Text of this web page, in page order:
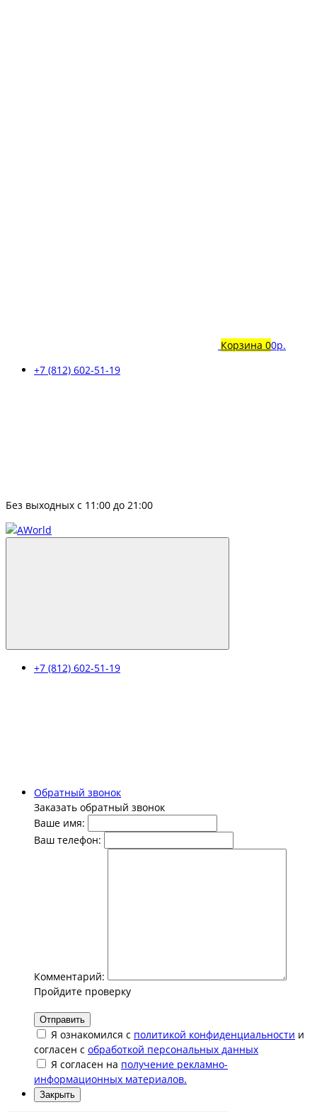
Корзина 00р.
+7 (812) 602-51-19
Без выходных с 11:00 до 21:00
+7 (812) 602-51-19
Обратный звонок
Заказать обратный звонок
Ваше имя:
Ваш телефон:
Комментарий:
Пройдите проверку
Отправить
Я ознакомился с политикой конфиденциальности и
согласен с обработкой персональных данных
Я согласен на получение рекламно-
информационных материалов.
Закрыть